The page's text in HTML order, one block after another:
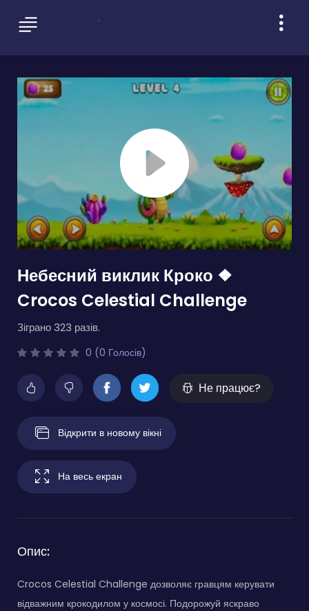
Небесний виклик Кроко ❖
Crocos Celestial Challenge
Зіграно 323 разів.
0 (0 Голосів)
Не працює?
Відкрити в новому вікні
На весь екран
Опис:
Crocos Celestial Challenge дозволяє гравцям керувати
відважним крокодилом у космосі. Подорожуй яскраво